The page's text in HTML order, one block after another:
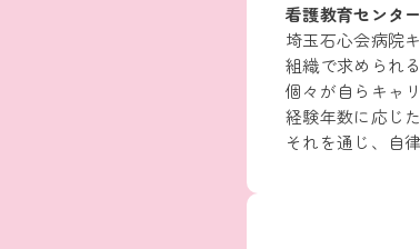
看護教育センタ
埼玉石心会病院
組織で求められ
個々が自らキャ
経験年数に応じ
それを通じ、自